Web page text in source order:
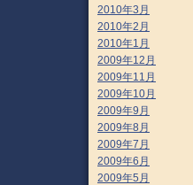
2010年3月
2010年2月
2010年1月
2009年12月
2009年11月
2009年10月
2009年9月
2009年8月
2009年7月
2009年6月
2009年5月